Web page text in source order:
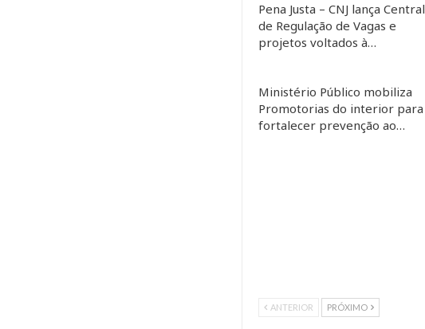
Pena Justa – CNJ lança Central
de Regulação de Vagas e
projetos voltados à…
Ministério Público mobiliza
Promotorias do interior para
fortalecer prevenção ao…
ANTERIOR PRÓXIMO